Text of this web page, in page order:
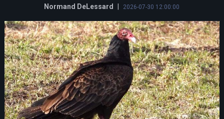
Normand DeLessard 2026-07-30 12:00:00